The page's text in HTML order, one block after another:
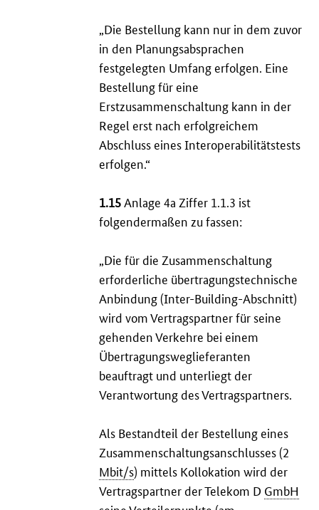
„Die Bestellung kann nur in dem zuvor
in den Planungsabsprachen
festgelegten Umfang erfolgen. Eine
Bestellung für eine
Erstzusammenschaltung kann in der
Regel erst nach erfolgreichem
Abschluss eines Interoperabilitätstests
erfolgen.“
1.15 Anlage 4a Ziffer 1.1.3 ist
folgendermaßen zu fassen:
„Die für die Zusammenschaltung
erforderliche übertragungstechnische
Anbindung (Inter-Building-Abschnitt)
wird vom Vertragspartner für seine
gehenden Verkehre bei einem
Übertragungsweglieferanten
beauftragt und unterliegt der
Verantwortung des Vertragspartners.
Als Bestandteil der Bestellung eines
Zusammenschaltungsanschlusses (2
Mbit/s) mittels Kollokation wird der
Vertragspartner der Telekom D GmbH